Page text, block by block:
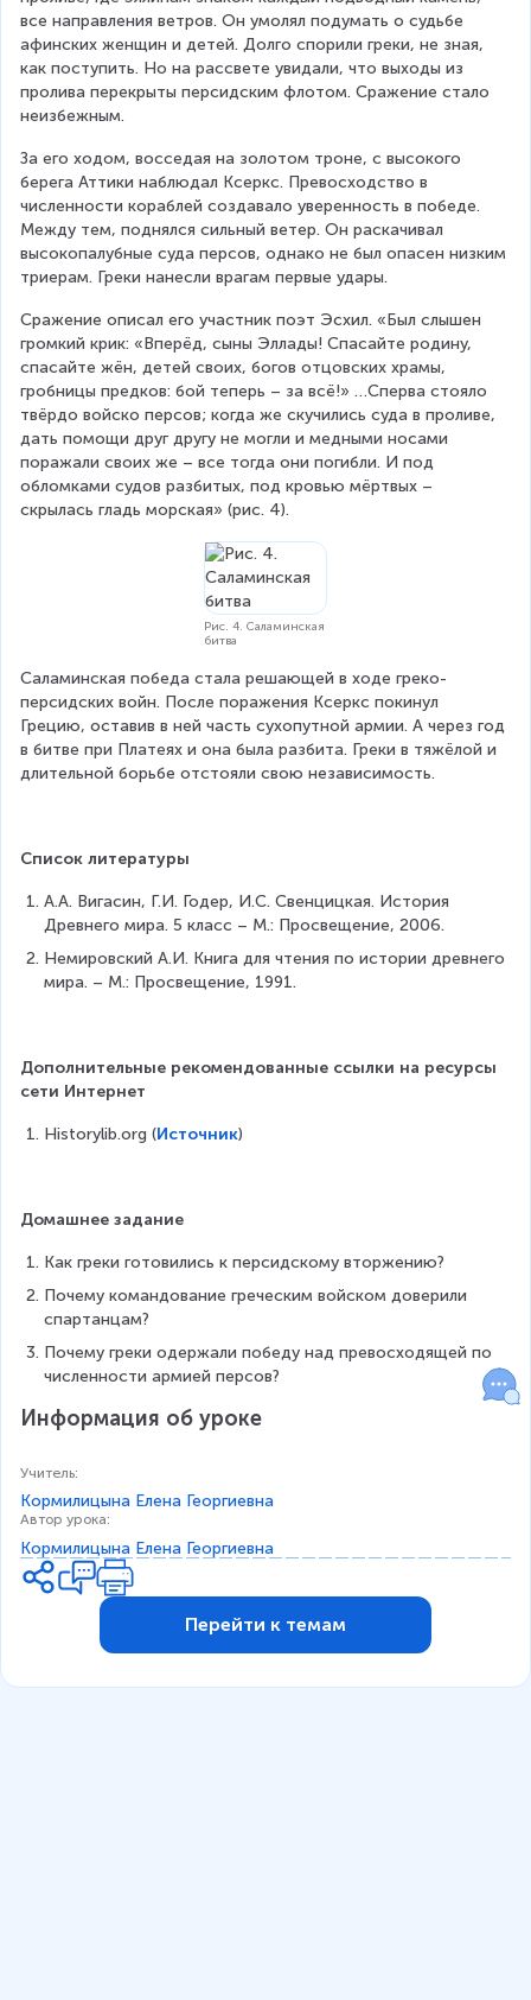
все направления ветров. Он умолял подумать о судьбе
афинских женщин и детей. Долго спорили греки, не зная,
как поступить. Но на рассвете увидали, что выходы из
пролива перекрыты персидским флотом. Сражение стало
неизбежным.
За его ходом, восседая на золотом троне, с высокого
берега Аттики наблюдал Ксеркс. Превосходство в
численности кораблей создавало уверенность в победе.
Между тем, поднялся сильный ветер. Он раскачивал
высокопалубные суда персов, однако не был опасен низким
триерам. Греки нанесли врагам первые удары.
Сражение описал его участник поэт Эсхил. «Был слышен
громкий крик: «Вперёд, сыны Эллады! Спасайте родину,
спасайте жён, детей своих, богов отцовских храмы,
гробницы предков: бой теперь – за всё!» …Сперва стояло
твёрдо войско персов; когда же скучились суда в проливе,
дать помощи друг другу не могли и медными носами
поражали своих же – все тогда они погибли. И под
обломками судов разбитых, под кровью мёртвых –
скрылась гладь морская» (рис. 4).
Рис. 4. Саламинская
битва
Саламинская победа стала решающей в ходе греко-
персидских войн. После поражения Ксеркс покинул
Грецию, оставив в ней часть сухопутной армии. А через год
в битве при Платеях и она была разбита. Греки в тяжёлой и
длительной борьбе отстояли свою независимость.
Список литературы
А.А. Вигасин, Г.И. Годер, И.С. Свенцицкая. История
Древнего мира. 5 класс – М.: Просвещение, 2006.
Немировский А.И. Книга для чтения по истории древнего
мира. – М.: Просвещение, 1991.
Дополнительные рекомендованные ссылки на ресурсы
сети Интернет
Historylib.org (Источник)
Домашнее задание
Как греки готовились к персидскому вторжению?
Почему командование греческим войском доверили
спартанцам?
Почему греки одержали победу над превосходящей по
численности армией персов?
Информация об уроке
Учитель:
Кормилицына Елена Георгиевна
Автор урока:
Кормилицына Елена Георгиевна
Перейти к темам